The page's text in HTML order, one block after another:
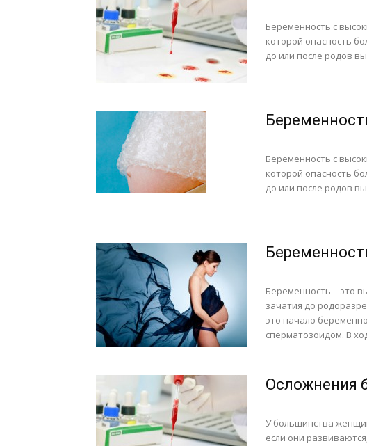
Беременность с
которой опасность
до или после родов
Беременность с
которой опасность
до или после родов
Беременность – это
зачатия до
это начало
сперматозоидом. В
Осложнения
У большинства
если они